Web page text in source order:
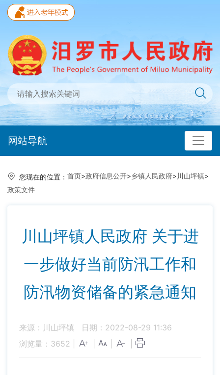
网站导航
您现在的位置： 首页>政府信息公开>乡镇人民政府> 川山坪镇>
政策文件
川山坪镇人民政府 关于进
一步做好当前防汛工作和
防汛物资储备的紧急通知
来源：川山坪镇
日期：2022-08-29 11:36
浏览量： 3652